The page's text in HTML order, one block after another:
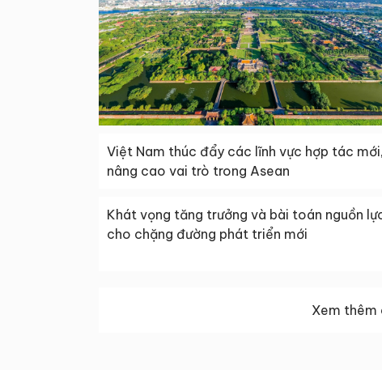
Việt Nam thúc đẩy các lĩnh vực hợp tác mới,
nâng cao vai trò trong Asean
Khát vọng tăng trưởng và bài toán nguồn
cho chặng đường phát triển mới
Xem thêm